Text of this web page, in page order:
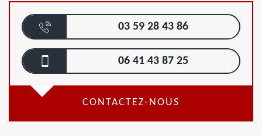
03 59 28 43 86
06 41 43 87 25
CONTACTEZ-NOUS